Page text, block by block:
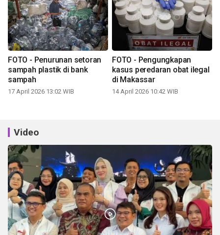
FOTO - Penurunan setoran
sampah plastik di bank
sampah
17 April 2026 13:02 WIB
FOTO - Pengungkapan
kasus peredaran obat ilegal
di Makassar
14 April 2026 10:42 WIB
Video